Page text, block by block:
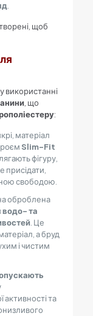
.
щоб
використанні
, що
:
матеріал
Slim-Fit
фігуру,
присідати,
свободою.
оброблена
водо- та
. Це
а бруд
і чистим
активності та